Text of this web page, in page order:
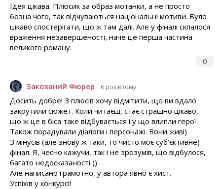
0
Ідея цікава. Плюсик за образ мотанки, а не просто
бозна чого, так відчуваються національні мотиви. Було
цікаво спостерігати, що ж там далі. Але у фіналі склалося
враження незавершеності, наче це перша частина
великого роману.
Закоханий Фюрер 6 років тому
Досить добре! З плюсів хочу відмітити, що ви вдало
закрутили сюжет. Коли читаєш, стає страшно цікаво,
що ж це в біса таке відбувається і у що влипли герої.
Також порадували діалоги і персонажі. Вони живі)
З мінусів (але знову ж таки, то чисто моє суб'єктивне) -
фінал. Я, чесно кажучи, так і не зрозумів, що відбулося,
багато недосказаності ))
Але написано грамотно, у автора явно є хист.
Успіхів у конкурсі!